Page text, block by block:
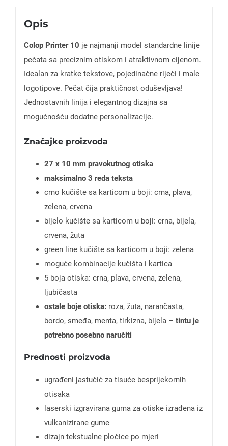
Opis
Colop Printer 10 je najmanji model standardne linije
pečata sa preciznim otiskom i atraktivnom cijenom.
Idealan za kratke tekstove, pojedinačne riječi i male
logotipove. Pečat čija praktičnost oduševljava!
Jednostavnih linija i elegantnog dizajna sa
mogućnošću dodatne personalizacije.
Značajke proizvoda
27 x 10 mm pravokutnog otiska
maksimalno 3 reda teksta
crno kučište sa karticom u boji: crna, plava,
zelena, crvena
bijelo kučište sa karticom u boji: crna, bijela,
crvena, žuta
green line kučište sa karticom u boji: zelena
moguće kombinacije kučišta i kartica
5 boja otiska: crna, plava, crvena, zelena,
ljubičasta
ostale boje otiska:roza, žuta, narančasta,
bordo, smeđa, menta, tirkizna, bijela – tintu je
potrebno posebno naručiti
Prednosti proizvoda
ugrađeni jastučić za tisuće besprijekornih
otisaka
laserski izgravirana guma za otiske izrađena iz
vulkanizirane gume
dizajn tekstualne pločice po mjeri